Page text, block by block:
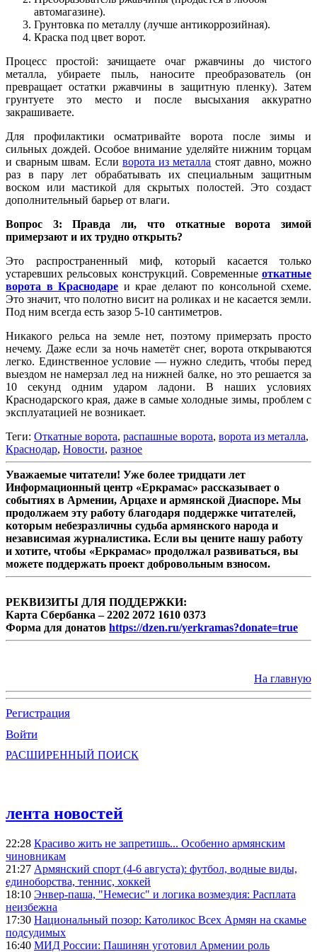
автомагазине).
Грунтовка по металлу (лучше антикоррозийная).
Краска под цвет ворот.
Процесс простой: зачищаете очаг ржавчины до чистого
металла, убираете пыль, наносите преобразователь (он
превращает остатки ржавчины в защитную пленку). Затем
грунтуете это место и после высыхания аккуратно
закрашиваете.
Для профилактики осматривайте ворота после зимы и
сильных дождей. Особое внимание уделяйте нижним торцам
и сварным швам. Если ворота из металла стоят давно, можно
раз в пару лет обрабатывать их специальным защитным
воском или мастикой для скрытых полостей. Это создаст
дополнительный барьер от влаги.
Вопрос 3: Правда ли, что откатные ворота зимой
примерзают и их трудно открыть?
Это распространенный миф, который касается только
устаревших рельсовых конструкций. Современные откатные
ворота в Краснодаре и крае делают по консольной схеме.
Это значит, что полотно висит на роликах и не касается земли.
Под ним всегда есть зазор 5-10 сантиметров.
Никакого рельса на земле нет, поэтому примерзать просто
нечему. Даже если за ночь наметёт снег, ворота открываются
легко. Единственное условие — нужно следить, чтобы перед
выездом не намерзал лед на нижней балке, но это решается за
10 секунд одним ударом ладони. В наших условиях
Краснодарского края, даже в самые холодные зимы, проблем с
эксплуатацией не возникает.
Теги: Откатные ворота, распашные ворота, ворота из металла,
Краснодар, Новости, разное
Уважаемые читатели! Уже более тридцати лет
Информационный центр «Еркрамас» рассказывает о
событиях в Армении, Арцахе и армянской Диаспоре. Мы
продолжаем эту работу благодаря поддержке читателей,
которым небезразличны судьба армянского народа и
независимая журналистика. Если вы цените нашу работу
и хотите, чтобы «Еркрамас» продолжал развиваться, вы
можете поддержать проект добровольным взносом.
РЕКВИЗИТЫ ДЛЯ ПОДДЕРЖКИ:
Карта Сбербанка – 2202 2072 1610 0373
Форма для донатов https://dzen.ru/yerkramas?donate=true
На главную
Регистрация
Войти
РАСШИРЕННЫЙ ПОИСК
лента новостей
22:28 Красиво жить не запретишь... Особенно армянским
чиновникам
21:27 Армянский спорт (4-6 августа): футбол, водные виды,
единоборства, теннис, хоккей
18:10 Энвер-паша, "Немесис" и логика возмездия: Расплата
неизбежна
17:30 Национальный позор: Католикос Всех Армян на скамье
подсудимых
16:40 МИД России: Пашинян уготовил Армении роль